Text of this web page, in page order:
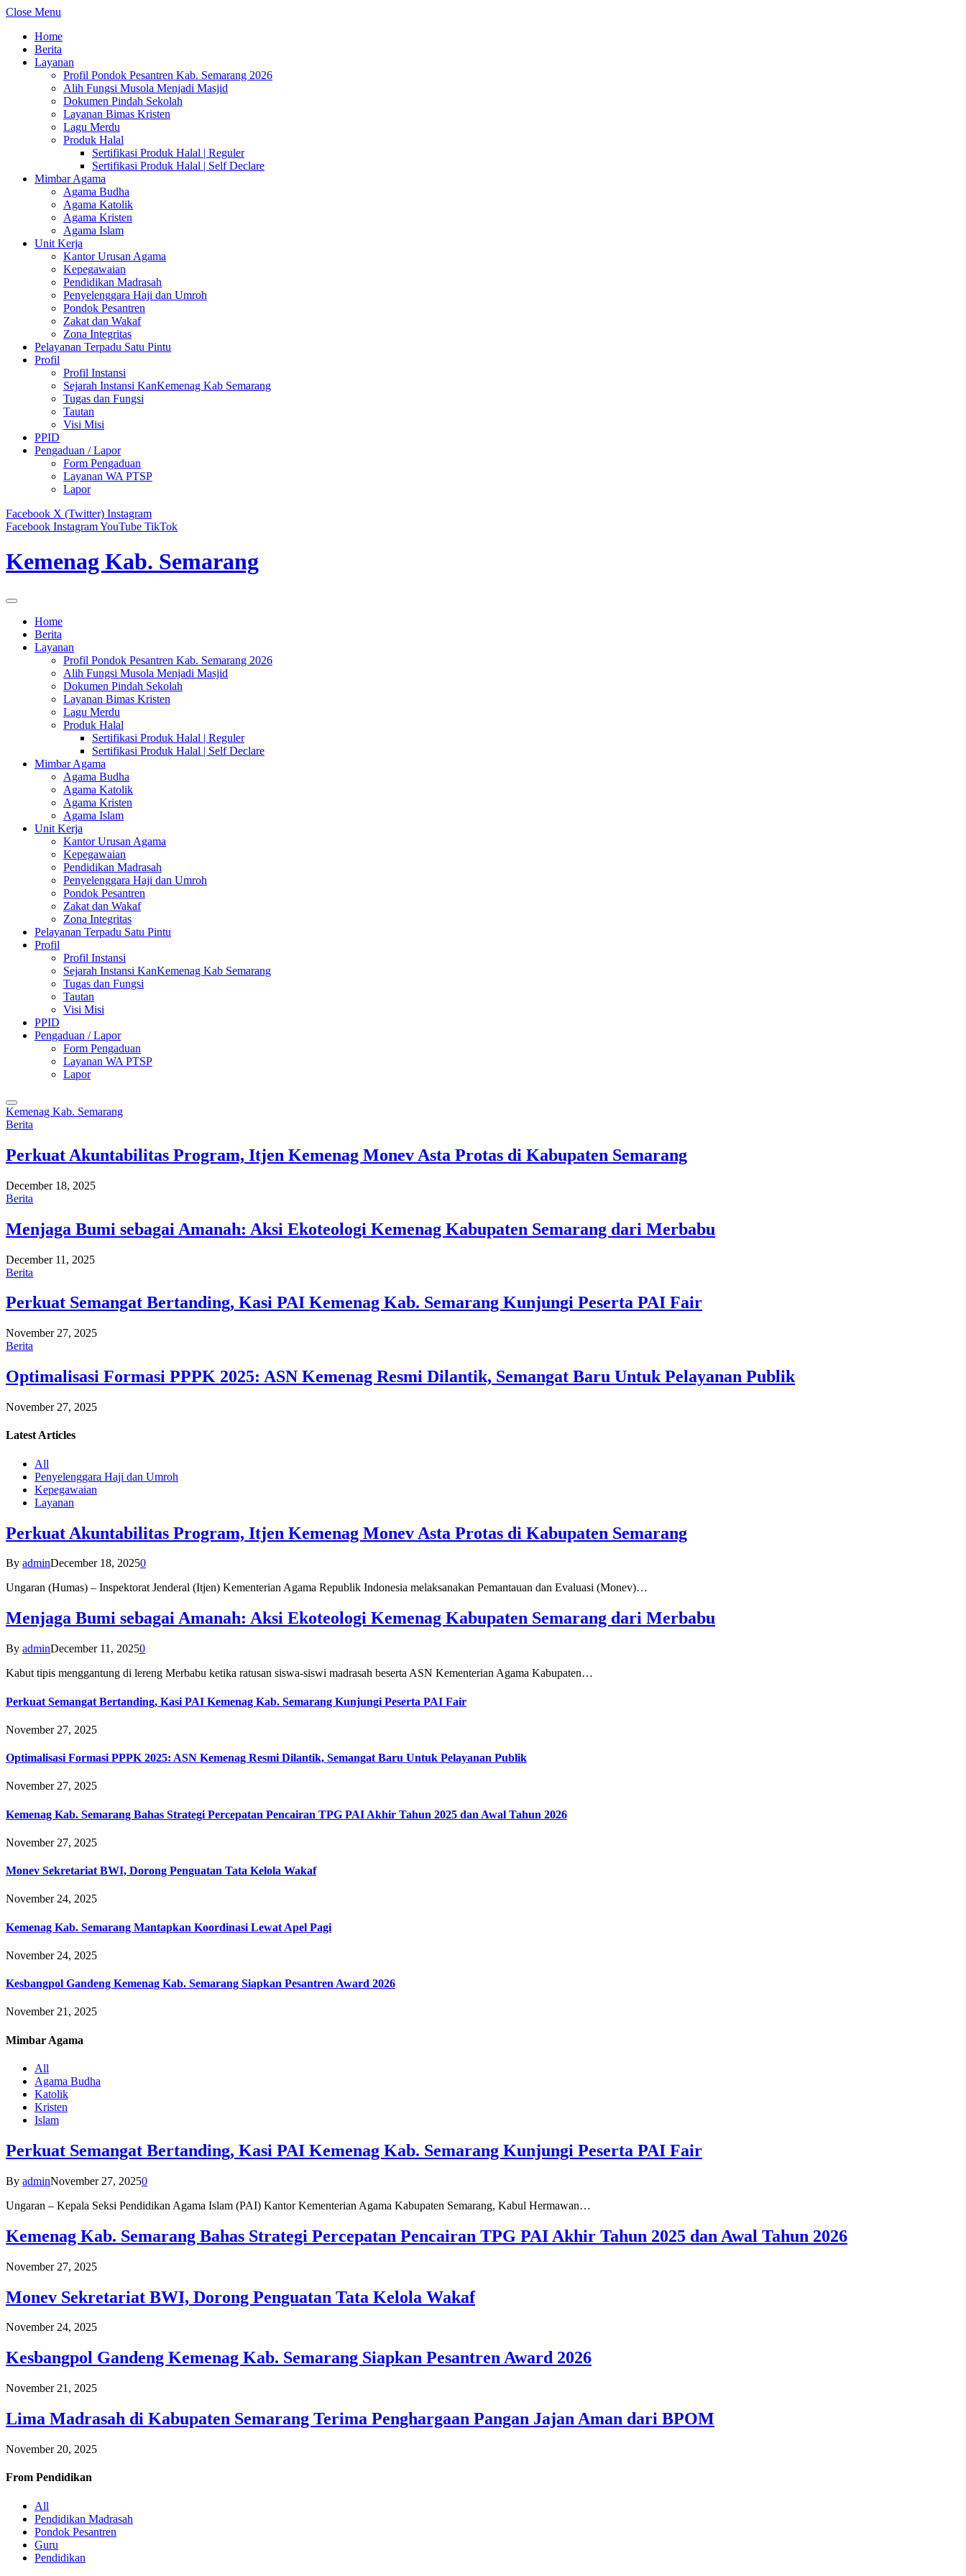
Close Menu
Home
Berita
Layanan
Profil Pondok Pesantren Kab. Semarang 2026
Alih Fungsi Musola Menjadi Masjid
Dokumen Pindah Sekolah
Layanan Bimas Kristen
Lagu Merdu
Produk Halal
Sertifikasi Produk Halal | Reguler
Sertifikasi Produk Halal | Self Declare
Mimbar Agama
Agama Budha
Agama Katolik
Agama Kristen
Agama Islam
Unit Kerja
Kantor Urusan Agama
Kepegawaian
Pendidikan Madrasah
Penyelenggara Haji dan Umroh
Pondok Pesantren
Zakat dan Wakaf
Zona Integritas
Pelayanan Terpadu Satu Pintu
Profil
Profil Instansi
Sejarah Instansi KanKemenag Kab Semarang
Tugas dan Fungsi
Tautan
Visi Misi
PPID
Pengaduan / Lapor
Form Pengaduan
Layanan WA PTSP
Lapor
Facebook X (Twitter) Instagram
Facebook InstagramYouTube TikTok
Kemenag Kab. Semarang
Home
Berita
Layanan
Profil Pondok Pesantren Kab. Semarang 2026
Alih Fungsi Musola Menjadi Masjid
Dokumen Pindah Sekolah
Layanan Bimas Kristen
Lagu Merdu
Produk Halal
Sertifikasi Produk Halal | Reguler
Sertifikasi Produk Halal | Self Declare
Mimbar Agama
Agama Budha
Agama Katolik
Agama Kristen
Agama Islam
Unit Kerja
Kantor Urusan Agama
Kepegawaian
Pendidikan Madrasah
Penyelenggara Haji dan Umroh
Pondok Pesantren
Zakat dan Wakaf
Zona Integritas
Pelayanan Terpadu Satu Pintu
Profil
Profil Instansi
Sejarah Instansi KanKemenag Kab Semarang
Tugas dan Fungsi
Tautan
Visi Misi
PPID
Pengaduan / Lapor
Form Pengaduan
Layanan WA PTSP
Lapor
Kemenag Kab. Semarang
Berita
Perkuat Akuntabilitas Program, Itjen Kemenag Monev Asta Protas di Kabupaten Semarang
December 18, 2025
Berita
Menjaga Bumi sebagai Amanah: Aksi Ekoteologi Kemenag Kabupaten Semarang dari Merbabu
December 11, 2025
Berita
Perkuat Semangat Bertanding, Kasi PAI Kemenag Kab. Semarang Kunjungi Peserta PAI Fair
November 27, 2025
Berita
Optimalisasi Formasi PPPK 2025: ASN Kemenag Resmi Dilantik, Semangat Baru Untuk Pelayanan Publik
November 27, 2025
Latest Articles
All
Penyelenggara Haji dan Umroh
Kepegawaian
Layanan
Perkuat Akuntabilitas Program, Itjen Kemenag Monev Asta Protas di Kabupaten Semarang
By adminDecember 18, 20250
Ungaran (Humas) – Inspektorat Jenderal (Itjen) Kementerian Agama Republik Indonesia melaksanakan Pemantauan dan Evaluasi (Monev)…
Menjaga Bumi sebagai Amanah: Aksi Ekoteologi Kemenag Kabupaten Semarang dari Merbabu
By adminDecember 11, 20250
Kabut tipis menggantung di lereng Merbabu ketika ratusan siswa-siswi madrasah beserta ASN Kementerian Agama Kabupaten…
Perkuat Semangat Bertanding, Kasi PAI Kemenag Kab. Semarang Kunjungi Peserta PAI Fair
November 27, 2025
Optimalisasi Formasi PPPK 2025: ASN Kemenag Resmi Dilantik, Semangat Baru Untuk Pelayanan Publik
November 27, 2025
Kemenag Kab. Semarang Bahas Strategi Percepatan Pencairan TPG PAI Akhir Tahun 2025 dan Awal Tahun 2026
November 27, 2025
Monev Sekretariat BWI, Dorong Penguatan Tata Kelola Wakaf
November 24, 2025
Kemenag Kab. Semarang Mantapkan Koordinasi Lewat Apel Pagi
November 24, 2025
Kesbangpol Gandeng Kemenag Kab. Semarang Siapkan Pesantren Award 2026
November 21, 2025
Mimbar Agama
All
Agama Budha
Katolik
Kristen
Islam
Perkuat Semangat Bertanding, Kasi PAI Kemenag Kab. Semarang Kunjungi Peserta PAI Fair
By adminNovember 27, 20250
Ungaran – Kepala Seksi Pendidikan Agama Islam (PAI) Kantor Kementerian Agama Kabupaten Semarang, Kabul Hermawan…
Kemenag Kab. Semarang Bahas Strategi Percepatan Pencairan TPG PAI Akhir Tahun 2025 dan Awal Tahun 2026
November 27, 2025
Monev Sekretariat BWI, Dorong Penguatan Tata Kelola Wakaf
November 24, 2025
Kesbangpol Gandeng Kemenag Kab. Semarang Siapkan Pesantren Award 2026
November 21, 2025
Lima Madrasah di Kabupaten Semarang Terima Penghargaan Pangan Jajan Aman dari BPOM
November 20, 2025
From Pendidikan
All
Pendidikan Madrasah
Pondok Pesantren
Guru
Pendidikan